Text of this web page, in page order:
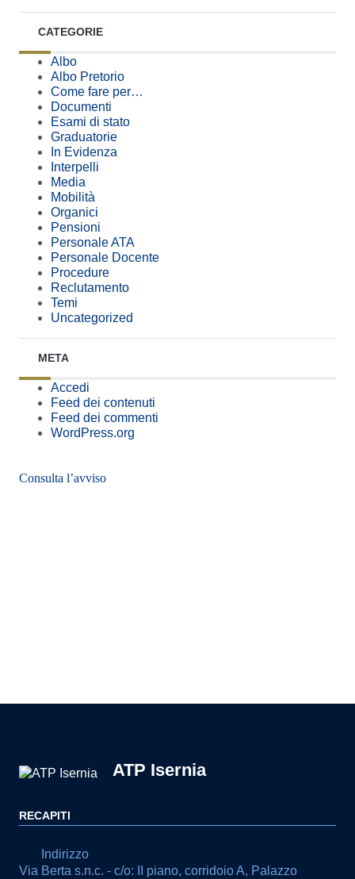
CATEGORIE
Albo
Albo Pretorio
Come fare per…
Documenti
Esami di stato
Graduatorie
In Evidenza
Interpelli
Media
Mobilità
Organici
Pensioni
Personale ATA
Personale Docente
Procedure
Reclutamento
Temi
Uncategorized
META
Accedi
Feed dei contenuti
Feed dei commenti
WordPress.org
Consulta l’avviso
ATP Isernia
RECAPITI
Indirizzo
Via Berta s.n.c. - c/o: II piano, corridoio A, Palazzo